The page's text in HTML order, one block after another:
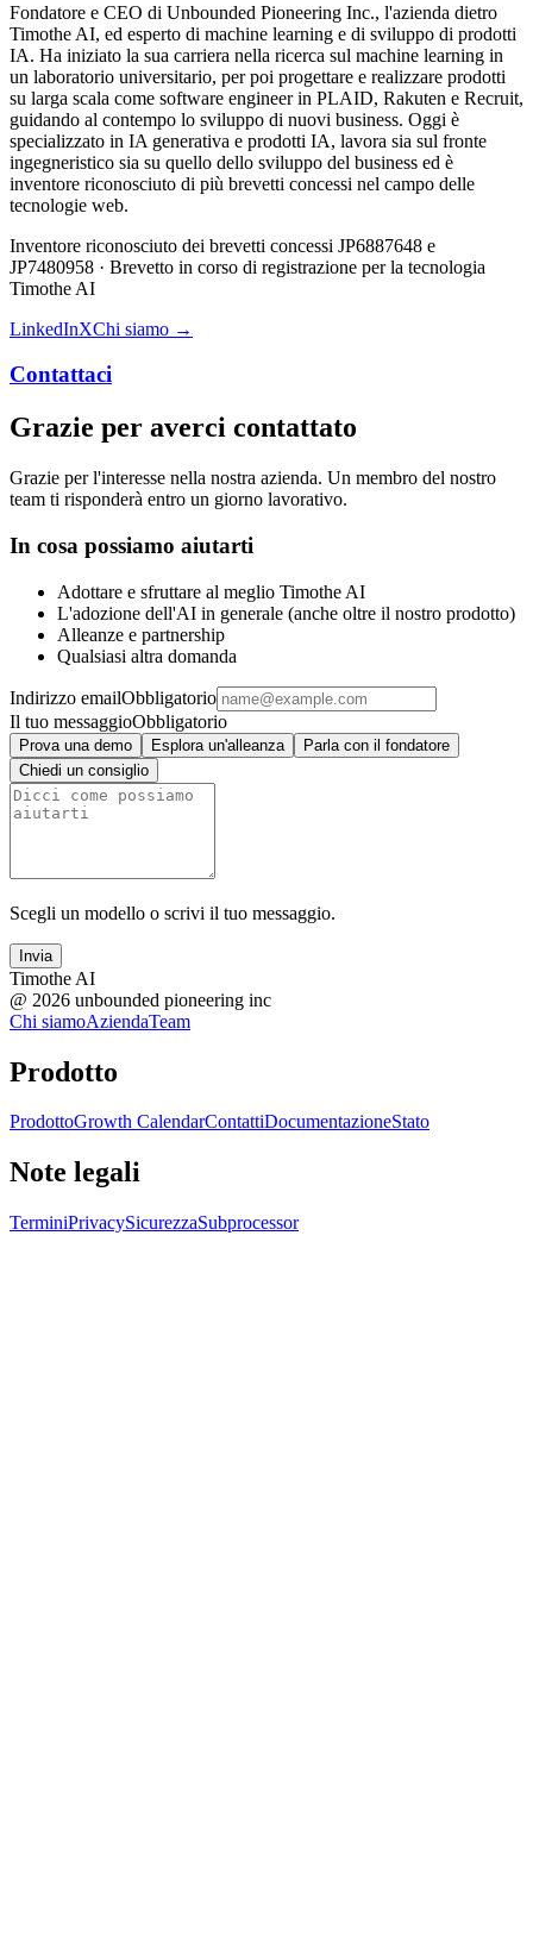
Fondatore e CEO di Unbounded Pioneering Inc., l'azienda dietro
Timothe AI, ed esperto di machine learning e di sviluppo di prodotti
IA. Ha iniziato la sua carriera nella ricerca sul machine learning in
un laboratorio universitario, per poi progettare e realizzare prodotti
su larga scala come software engineer in PLAID, Rakuten e Recruit,
guidando al contempo lo sviluppo di nuovi business. Oggi è
specializzato in IA generativa e prodotti IA, lavora sia sul fronte
ingegneristico sia su quello dello sviluppo del business ed è
inventore riconosciuto di più brevetti concessi nel campo delle
tecnologie web.
Inventore riconosciuto dei brevetti concessi JP6887648 e
JP7480958 · Brevetto in corso di registrazione per la tecnologia
Timothe AI
LinkedInXChi siamo →
Contattaci
Grazie per averci contattato
Grazie per l'interesse nella nostra azienda. Un membro del nostro
team ti risponderà entro un giorno lavorativo.
In cosa possiamo aiutarti
Adottare e sfruttare al meglio Timothe AI
L'adozione dell'AI in generale (anche oltre il nostro prodotto)
Alleanze e partnership
Qualsiasi altra domanda
Indirizzo emailObbligatorio
Il tuo messaggioObbligatorio
Prova una demo Esplora un'alleanza
Parla con il fondatore
Chiedi un consiglio
Scegli un modello o scrivi il tuo messaggio.
Invia
Timothe AI
@ 2026 unbounded pioneering inc
Chi siamoAziendaTeam
Prodotto
ProdottoGrowth CalendarContattiDocumentazioneStato
Note legali
TerminiPrivacySicurezzaSubprocessor